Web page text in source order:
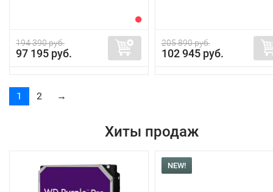
194 390 руб.
97 195 руб.
205 890 руб.
102 945 руб.
1 2 →
Хиты продаж
NEW!